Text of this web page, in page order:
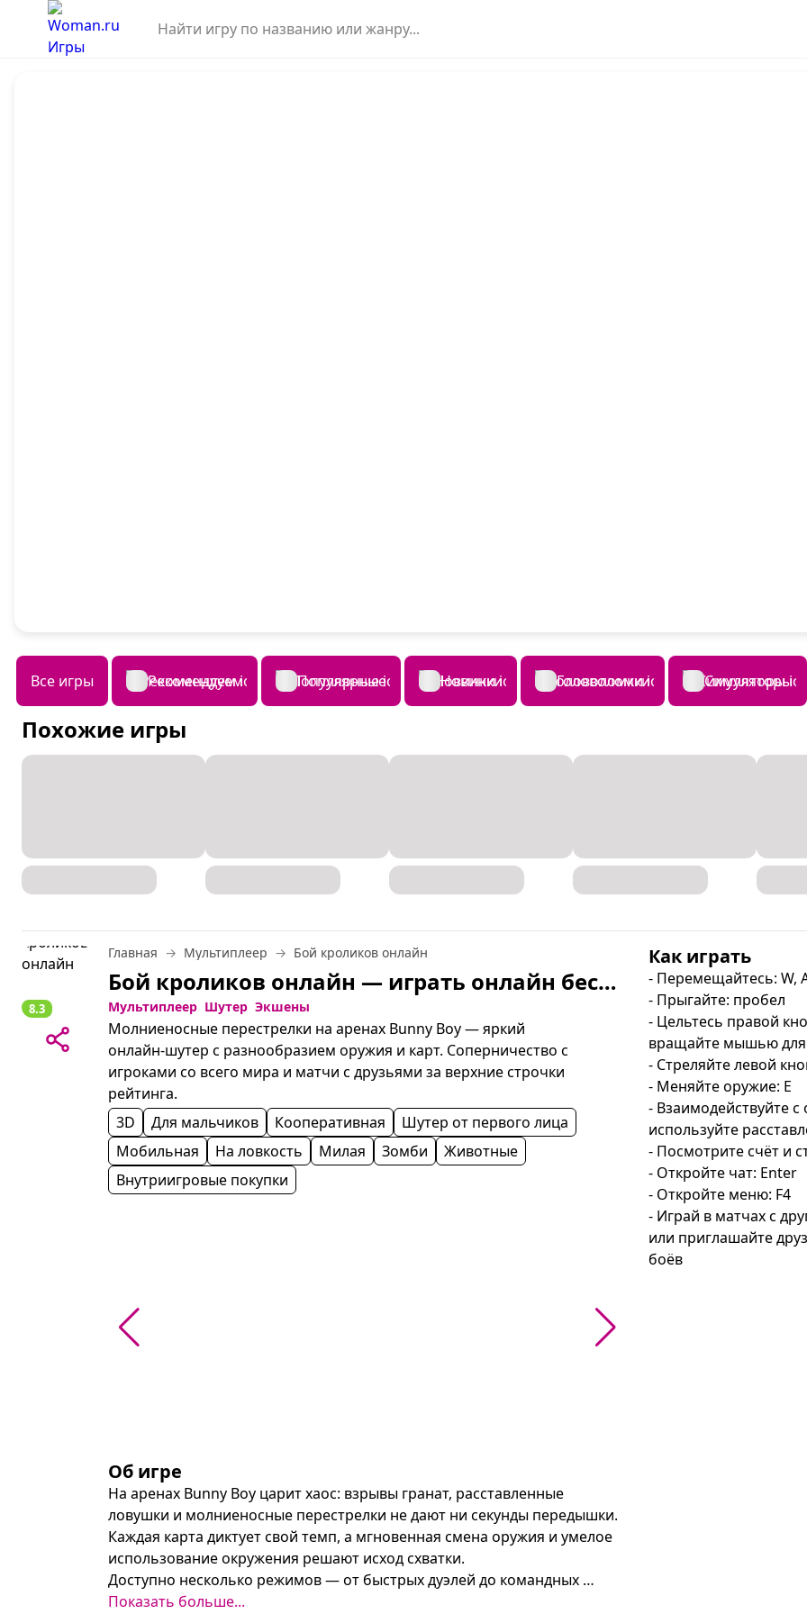
Все игры Рекомендуем Популярные Новинки Головоломки Симуляторы
Похожие игры
8.3
Главная Мультиплеер Бой кроликов онлайн
Бой кроликов онлайн — играть онлайн бесплатно
Мультиплеер Шутер Экшены
Молниеносные перестрелки на аренах Bunny Boy — яркий
онлайн‑шутер с разнообразием оружия и карт. Соперничество с
игроками со всего мира и матчи с друзьями за верхние строчки
рейтинга.
3D
Для мальчиков Кооперативная
Шутер от первого лица
Мобильная
На ловкость Милая Зомби
Животные
Внутриигровые покупки
Как играть
- Перемещайтесь: W,
- Прыгайте: пробел
- Цельтесь правой
вращайте мышью для
- Стреляйте левой
- Меняйте оружие: E
- Взаимодействуйте
используйте
- Посмотрите счёт и
- Откройте чат: Enter
- Откройте меню: F4
- Играй в матчах с
или приглашайте
боёв
Об игре
На аренах Bunny Boy царит хаос: взрывы гранат, расставленные
ловушки и молниеносные перестрелки не дают ни секунды передышки.
Каждая карта диктует свой темп, а мгновенная смена оружия и умелое
использование окружения решают исход схватки.
Доступно несколько режимов — от быстрых дуэлей до командных
сражений. Плавная, динамичная механика поощряет агрессивный
Показать больше...